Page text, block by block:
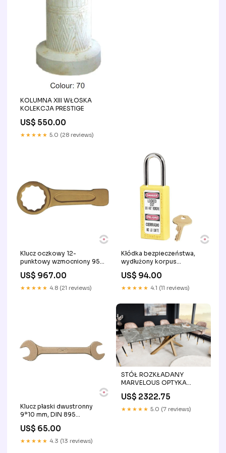
KOLUMNA XIII WŁOSKA
KOLEKCJA PRESTIGE
US$ 550.00
★★★★★ 5.0 (28 reviews)
Klucz oczkowy 12-
punktowy wzmocniony 95
ognioodpornosc 90
US$ 967.00
★★★★★ 4.8 (21 reviews)
Kłódka bezpieczeństwa,
wydłużony korpus
stalowy 6 mm, klucz KD,
żółta NA PŁYNY
US$ 94.00
★★★★★ 4.1 (11 reviews)
Klucz płaski dwustronny
9*10 mm, DIN 895
US$ 65.00
★★★★★ 4.3 (13 reviews)
STÓŁ ROZKŁADANY
MARVELOUS OPTYKA
SZARY MARMUR 180 -
260CM / 43841 / INVICTA
INTERIOR Stoliki / Ławy
US$ 2322.75
★★★★★ 5.0 (7 reviews)